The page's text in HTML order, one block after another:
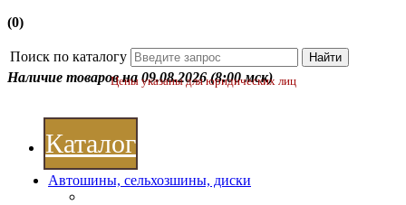
(0)
Поиск по каталогу
Наличие товаров на 09.08.2026 (8:00 мск)
Цены указаны для юридических лиц
Каталог
Автошины, сельхозшины, диски